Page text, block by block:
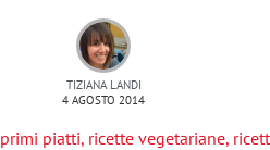
TIZIANA LANDI
4 AGOSTO 2014
primi piatti, ricette vegetariane,